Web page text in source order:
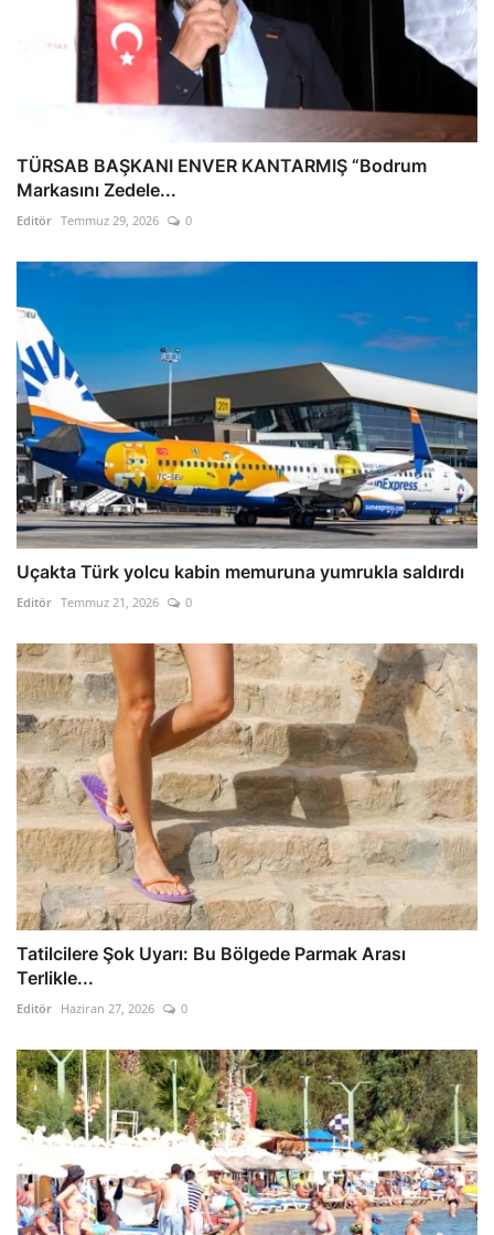
TÜRSAB BAŞKANI ENVER KANTARMIŞ “Bodrum
Markasını Zedele...
Editör Temmuz 29, 2026 0
Uçakta Türk yolcu kabin memuruna yumrukla saldırdı
Editör Temmuz 21, 2026 0
Tatilcilere Şok Uyarı: Bu Bölgede Parmak Arası
Terlikle...
Editör Haziran 27, 2026 0